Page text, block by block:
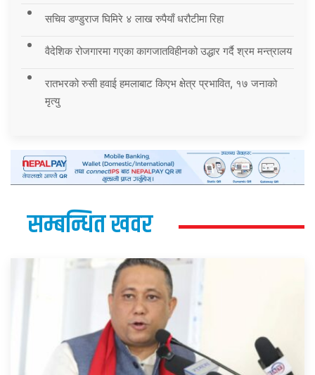
सचिव डण्डुराज घिमिरे ४ लाख रुपैयाँ धरौटीमा रिहा
वैदेशिक रोजगारमा गएका कागजातविहीनको उद्धार गर्दै श्रम मन्त्रालय
रातभरको रुसी हवाई हमलाबाट किएभ क्षेत्र प्रभावित, १७ जनाको
मृत्यु
सम्बन्धित खवर